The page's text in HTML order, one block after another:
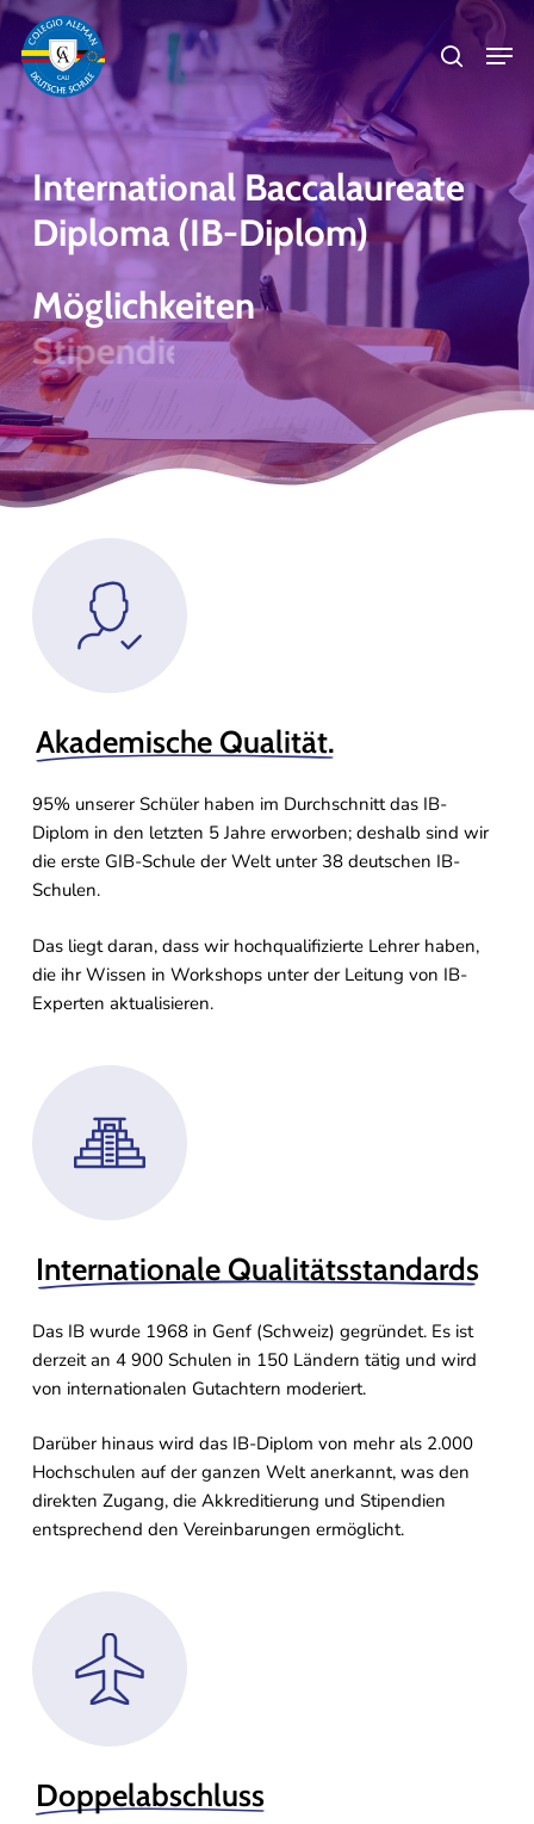
Skip
main
content
search
International Baccalaureate
Diploma (IB-Diplom)
Möglichkeiten
Möglichkeiten auf Anerkennung
Akademische Qualität.
95% unserer Schüler haben im Durchschnitt das IB-
Diplom in den letzten 5 Jahre erworben; deshalb sind wir
die erste GIB-Schule der Welt unter 38 deutschen IB-
Schulen.
Das liegt daran, dass wir hochqualifizierte Lehrer haben,
die ihr Wissen in Workshops unter der Leitung von IB-
Experten aktualisieren.
Internationale Qualitätsstandards
Das IB wurde 1968 in Genf (Schweiz) gegründet. Es ist
derzeit an 4 900 Schulen in 150 Ländern tätig und wird
von internationalen Gutachtern moderiert.
Darüber hinaus wird das IB-Diplom von mehr als 2.000
Hochschulen auf der ganzen Welt anerkannt, was den
direkten Zugang, die Akkreditierung und Stipendien
entsprechend den Vereinbarungen ermöglicht.
Doppelabschluss